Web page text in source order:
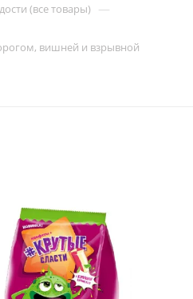
(все товары) —
вишней и взрывной